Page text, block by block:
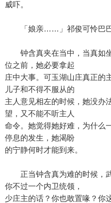
威吓。
「娘亲……」祁俊可怜巴巴
钟含真夹在当中，当真如
位之前，她必要拿起
庄中大事。可玉湖山庄真正的
儿子和不得不服从的
主人意见相左的时候，她没办
望，又不能不听主人
命令。她觉得她好难，为什么
停息的发生，她渴盼
的宁静何时才能到来。
正当钟含真为难的时候，武
你不过一个内卫统领，
少庄主的话？你也敢置喙？你